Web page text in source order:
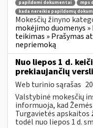
papildomi dokumentai
mps
kada nereikia papildomų
Mokesčių žinyno
mokėjimo duomenys
teikimas » Prašymas
nepriemoką
Nuo liepos 1 d.
prekiaujančių
Web turinio sąrašas
Valstybinė mokesčių
informuoja, kad
Turgavietės
todėl nuo liepos 1 d.